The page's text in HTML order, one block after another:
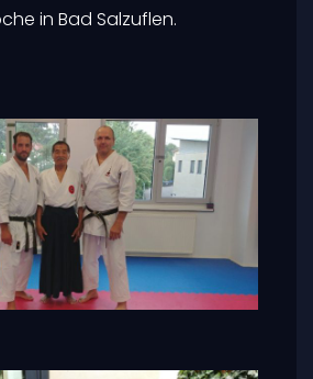
in Bad Salzuflen.